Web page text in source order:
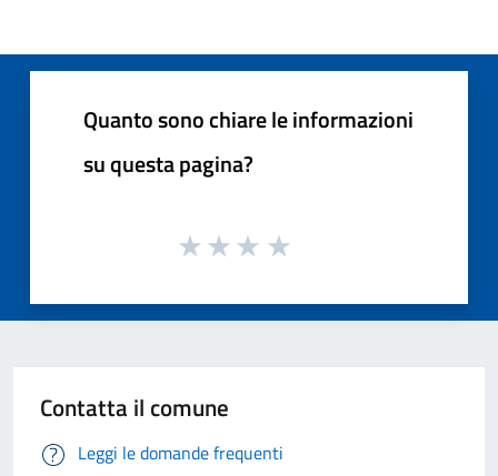
Quanto sono chiare le informazioni
su questa pagina?
Contatta il comune
Leggi le domande frequenti